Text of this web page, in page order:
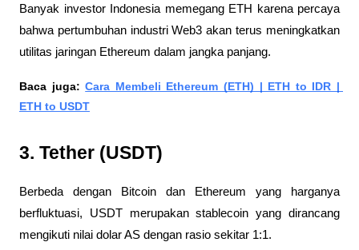
Banyak investor Indonesia memegang ETH karena percaya
bahwa pertumbuhan industri Web3 akan terus meningkatkan
utilitas jaringan Ethereum dalam jangka panjang.
Baca juga: Cara Membeli Ethereum (ETH) | ETH to IDR |
ETH to USDT
3. Tether (USDT)
Berbeda dengan Bitcoin dan Ethereum yang harganya
berfluktuasi, USDT merupakan stablecoin yang dirancang
mengikuti nilai dolar AS dengan rasio sekitar 1:1.